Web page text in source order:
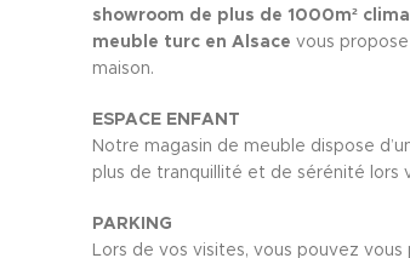
showroom de plus de 1000m²
meuble turc en Alsace vous
maison.
ESPACE ENFANT
Notre magasin de meuble dispose
plus de tranquillité et de sérénité lors
PARKING
Lors de vos visites, vous pouvez